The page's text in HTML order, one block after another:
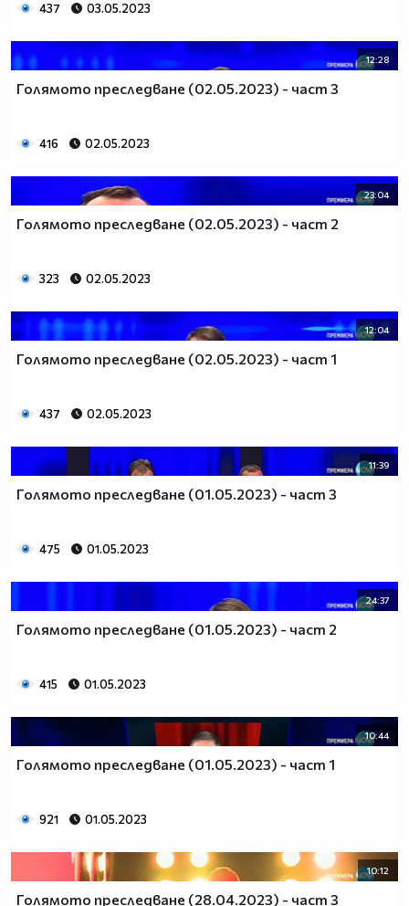
437 03.05.2023
12:28
Голямото преследване (02.05.2023) - част 3
416 02.05.2023
23:04
Голямото преследване (02.05.2023) - част 2
323 02.05.2023
12:04
Голямото преследване (02.05.2023) - част 1
437 02.05.2023
11:39
Голямото преследване (01.05.2023) - част 3
475 01.05.2023
24:37
Голямото преследване (01.05.2023) - част 2
415 01.05.2023
10:44
Голямото преследване (01.05.2023) - част 1
921 01.05.2023
10:12
Голямото преследване (28.04.2023) - част 3